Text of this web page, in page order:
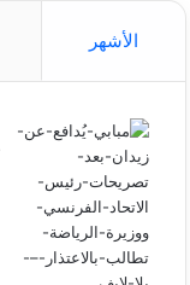
الأشهر